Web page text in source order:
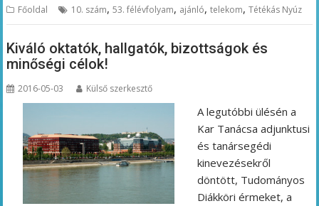
Főoldal 10. szám,53. félévfolyam, ajánló,telekom,Tétékás Nyúz
Kiváló oktatók, hallgatók, bizottságok és
minőségi célok!
2016-05-03 Külső szerkesztő
A legutóbbi ülésén a
Kar Tanácsa adjunktusi
és tanársegédi
kinevezésekről
döntött, Tudományos
Diákköri érmeket, a